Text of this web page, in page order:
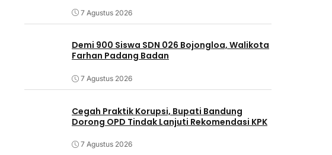
7 Agustus 2026
Demi 900 Siswa SDN 026 Bojongloa, Walikota
Farhan Padang Badan
7 Agustus 2026
Cegah Praktik Korupsi, Bupati Bandung
Dorong OPD Tindak Lanjuti Rekomendasi KPK
7 Agustus 2026